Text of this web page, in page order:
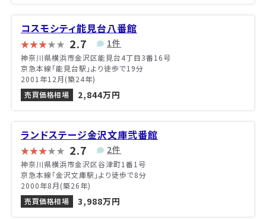
コスモシティ能見台八番館
2.7 1件
神奈川県横浜市金沢区能見台4丁目3番16号
京急本線「能見台駅」より徒歩で19分
2001年12月(築24年)
売買価格相場
2,844万円
ランドステージ金沢文庫弐番館
2.7 2件
神奈川県横浜市金沢区谷津町1番1号
京急本線「金沢文庫駅」より徒歩で8分
2000年8月(築26年)
売買価格相場
3,988万円